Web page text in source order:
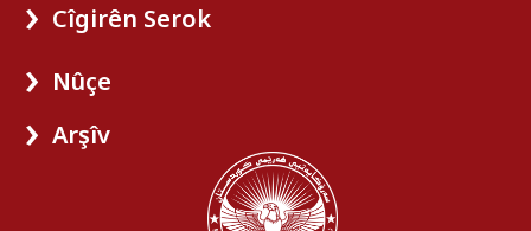
Cîgirên Serok
Nûçe
Arşîv